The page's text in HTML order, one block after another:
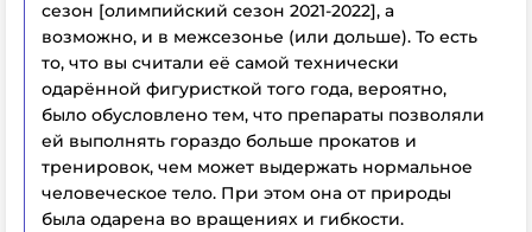
сезон [олимпийский сезон 2021-2022], а
возможно, и в межсезонье (или дольше). То есть
то, что вы считали её самой технически
одарённой фигуристкой того года, вероятно,
было обусловлено тем, что препараты позволяли
ей выполнять гораздо больше прокатов и
тренировок, чем может выдержать нормальное
человеческое тело. При этом она от природы
была одарена во вращениях и гибкости.